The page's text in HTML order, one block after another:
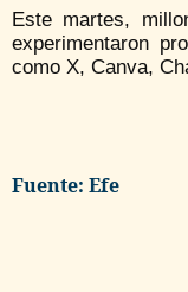
Este martes,
experimentaron
como X, Canva,
Fuente: Efe